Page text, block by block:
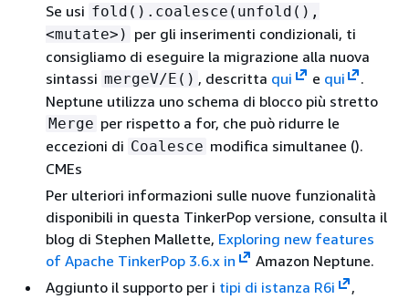
Se usi fold().coalesce(unfold(),
<mutate>) per gli inserimenti condizionali, ti
consigliamo di eseguire la migrazione alla nuova
sintassi mergeV/E() , descritta qui e qui
.
Neptune utilizza uno schema di blocco più stretto
Merge per rispetto a for, che può ridurre le
eccezioni di Coalesce modifica simultanee ().
CMEs
Per ulteriori informazioni sulle nuove funzionalità
disponibili in questa TinkerPop versione, consulta il
blog di Stephen Mallette, Exploring new features
of Apache TinkerPop 3.6.x in
Amazon Neptune.
Aggiunto il supporto per i tipi di istanza R6i
,